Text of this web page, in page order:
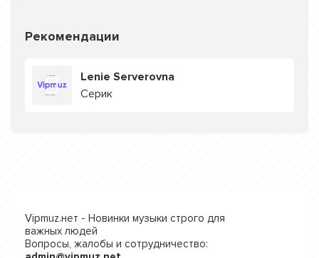
Рекомендации
Lenie Serverovna
Серик
Vipmuz.нет - Новинки музыки строго для
важных людей
Вопросы, жалобы и сотрудничество: